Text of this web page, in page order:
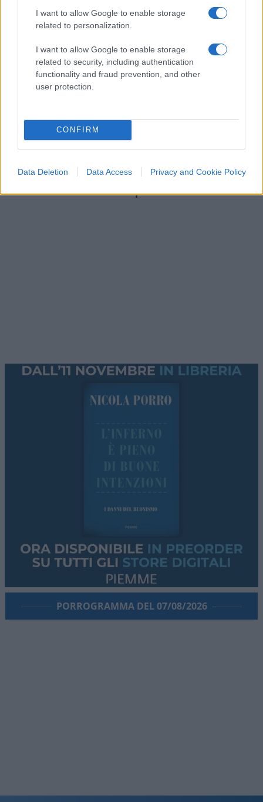
I want to allow Google to enable storage
related to personalization.
I want to allow Google to enable storage
related to security, including authentication
functionality and fraud prevention, and other
user protection.
CONFIRM
Data Deletion Data Access Privacy and Cookie Policy
Meloni aveva ragione: "I marocchini di Ceuta
sbarcano in Europa col barcone"
PORROGRAMMA DEL 07/08/2026